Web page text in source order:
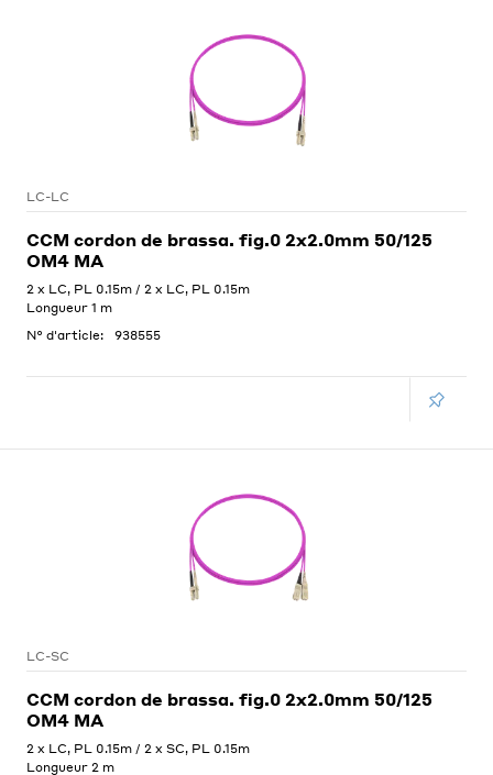
LC-LC
CCM cordon de brassa. fig.0 2x2.0mm 50/125
OM4 MA
2 x LC, PL 0.15m / 2 x LC, PL 0.15m
Longueur 1 m
N° d'article:
938555
LC-SC
CCM cordon de brassa. fig.0 2x2.0mm 50/125
OM4 MA
2 x LC, PL 0.15m / 2 x SC, PL 0.15m
Longueur 2 m